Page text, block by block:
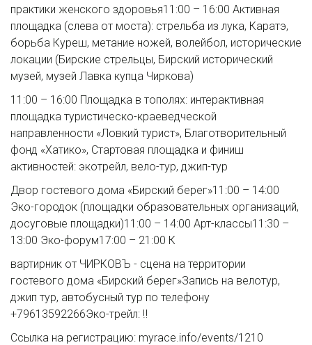
практики женского здоровья11:00 – 16:00 Активная
площадка (слева от моста): стрельба из лука, Каратэ,
борьба Куреш, метание ножей, волейбол, исторические
локации (Бирские стрельцы, Бирский исторический
музей, музей Лавка купца Чиркова)
11:00 – 16:00 Площадка в тополях: интерактивная
площадка туристическо-краеведческой
направленности «Ловкий турист», Благотворительный
фонд «Хатико», Стартовая площадка и финиш
активностей: экотрейл, вело-тур, джип-тур
Двор гостевого дома «Бирский берег»11:00 – 14:00
Эко-городок (площадки образовательных организаций,
досуговые площадки)11:00 – 14:00 Арт-классы11:30 –
13:00 Эко-форум17:00 – 21:00 К
вартирник от ЧИРКОВЪ - сцена на территории
гостевого дома «Бирский берег»Запись на велотур,
джип тур, автобусный тур по телефону
+79613592266Эко-трейл: ‼
Ссылка на регистрацию: myrace.info/events/1210